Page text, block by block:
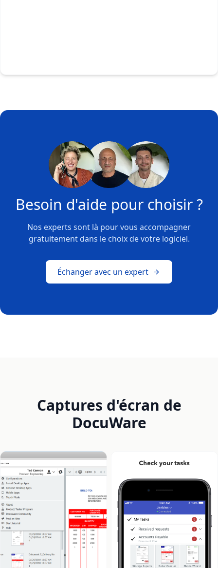
Besoin d'aide pour choisir ?
Nos experts sont là pour vous accompagner
gratuitement dans le choix de votre logiciel.
Échanger avec un expert
Captures d'écran de
DocuWare